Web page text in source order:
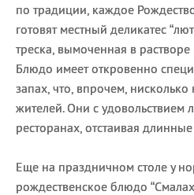
по традиции, каждое
готовят местный деликатес
треска, вымоченная в
Блюдо имеет откровенно
запах, что, впрочем,
жителей. Они с удовольствием
ресторанах, отстаивая
Еще на праздничном столе у
рождественское блюдо